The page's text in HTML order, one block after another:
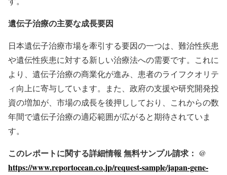
遺伝子治療の主要な成長要因
日本遺伝子治療市場を牽引する要因の一つは、難治性疾患
や遺伝性疾患に対する新しい治療法への需要です。これに
より、遺伝子治療の商業化が進み、患者のライフクオリテ
ィ向上に寄与しています。また、政府の支援や研究開発投
資の増加が、市場の成長を後押ししており、これからの数
年間で遺伝子治療の適応範囲が広がると期待されていま
す。
このレポートに関する詳細情報 無料サンプル請求： @
https://www.reportocean.co.jp/request-sample/japan-gene-